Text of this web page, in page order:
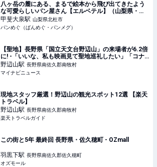
八ヶ岳の麓にある、まるで絵本から飛び出てきたよう
な可愛らしいパン屋さん【エルベテル】（山梨県・北
杜市）
甲斐大泉駅 山梨県北杜市
パンめぐ（ぱんめぐ・パンメグ）
【聖地】長野県「国立天文台野辺山」の来場者が6.2倍
に! -「いいな、私も映画見て聖地巡礼したい」「コナ
ン恐るべし」の声
野辺山駅 長野県南佐久郡南牧村
マイナビニュース
現地スタッフ厳選！野辺山の観光スポット12選 【楽天
トラベル】
野辺山駅 長野県南佐久郡南牧村
楽天トラベルガイド
この街と5年 最終回 長野県・佐久穂町 - OZmall
羽黒下駅 長野県南佐久郡佐久穂町
オズモール